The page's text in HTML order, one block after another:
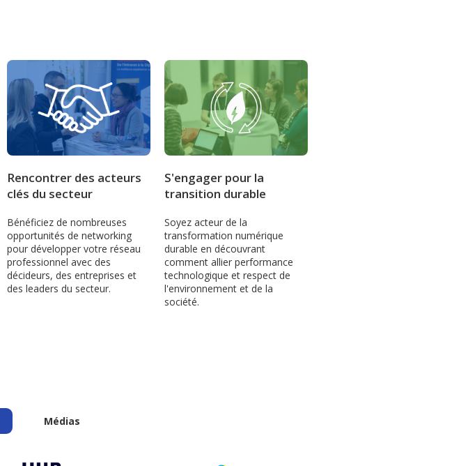
Rencontrer des acteurs
clés du secteur
Bénéficiez de nombreuses
opportunités de networking
pour développer votre réseau
professionnel avec des
décideurs, des entreprises et
des leaders du secteur.
S'engager pour la
transition durable
Soyez acteur de la
transformation numérique
durable en découvrant
comment allier performance
technologique et respect de
l'environnement et de la
société.
Médias